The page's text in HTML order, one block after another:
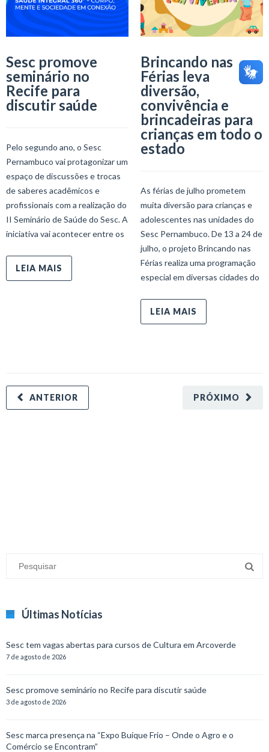
Sesc promove
seminário no
Recife para
discutir saúde
Pelo segundo ano, o Sesc
Pernambuco vai protagonizar um
espaço de discussões e trocas
de saberes acadêmicos e
profissionais com a realização do
II Seminário de Saúde do Sesc. A
iniciativa vai acontecer entre os
LEIA MAIS
Brincando nas
Férias leva
diversão,
convivência e
brincadeiras para
crianças em todo o
estado
As férias de julho prometem
muita diversão para crianças e
adolescentes nas unidades do
Sesc Pernambuco. De 13 a 24 de
julho, o projeto Brincando nas
Férias realiza uma programação
especial em diversas cidades do
LEIA MAIS
PRÓXIMO
ANTERIOR
Últimas Notícias
Sesc tem vagas abertas para cursos de Cultura em Arcoverde
7 de agosto de 2026
Sesc promove seminário no Recife para discutir saúde
3 de agosto de 2026
Sesc marca presença na “Expo Buíque Frio – Onde o Agro e o
Comércio se Encontram”